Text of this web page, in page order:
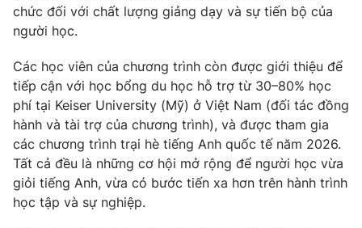
chức đối với chất lượng giảng dạy và sự tiến bộ của
người học.
Các học viên của chương trình còn được giới thiệu để
tiếp cận với học bổng du học hỗ trợ từ 30–80% học
phí tại Keiser University (Mỹ) ở Việt Nam (đối tác đồng
hành và tài trợ của chương trình), và được tham gia
các chương trình trại hè tiếng Anh quốc tế năm 2026.
Tất cả đều là những cơ hội mở rộng để người học vừa
giỏi tiếng Anh, vừa có bước tiến xa hơn trên hành trình
học tập và sự nghiệp.